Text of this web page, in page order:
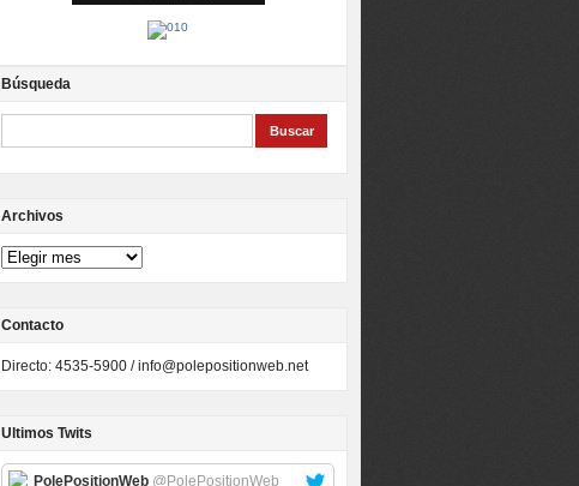
Búsqueda
Archivos
Contacto
Directo: 4535-5900 /info@polepositionweb.net
Ultimos Twits
PolePositionWeb @PolePositionWeb